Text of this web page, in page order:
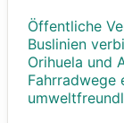
Öffentliche
Buslinien
Orihuela und
Fahrradwege